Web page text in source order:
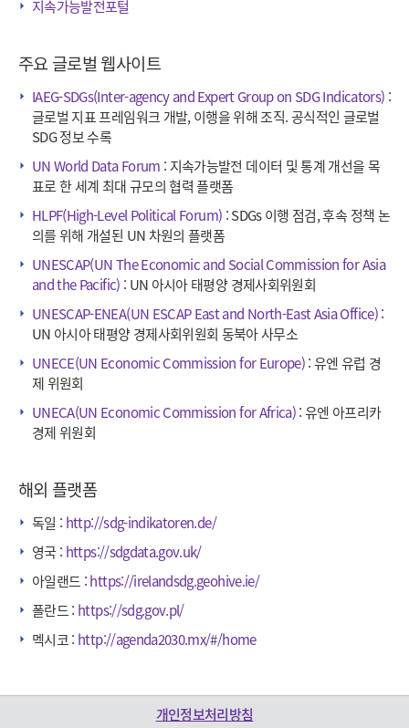
지속가능발전포털
주요 글로벌 웹사이트
IAEG-SDGs(Inter-agency and Expert Group on SDG Indicators) :
글로벌 지표 프레임워크 개발, 이행을 위해 조직. 공식적인 글로벌
SDG 정보 수록
UN World Data Forum : 지속가능발전 데이터 및 통계 개선을 목
표로 한 세계 최대 규모의 협력 플랫폼
HLPF(High-Level Political Forum) : SDGs 이행 점검, 후속 정책 논
의를 위해 개설된 UN 차원의 플랫폼
UNESCAP(UN The Economic and Social Commission for Asia
and the Pacific) : UN 아시아 태평양 경제사회위원회
UNESCAP-ENEA(UN ESCAP East and North-East Asia Office):
UN 아시아 태평양 경제사회위원회 동북아 사무소
UNECE(UN Economic Commission for Europe): 유엔 유럽 경
제 위원회
UNECA(UN Economic Commission for Africa): 유엔 아프리카
경제 위원회
해외 플랫폼
독일 : http://sdg-indikatoren.de/
영국 : https://sdgdata.gov.uk/
아일랜드 :https://irelandsdg.geohive.ie/
폴란드 : https://sdg.gov.pl/
멕시코 : http://agenda2030.mx/#/home
개인정보처리방침